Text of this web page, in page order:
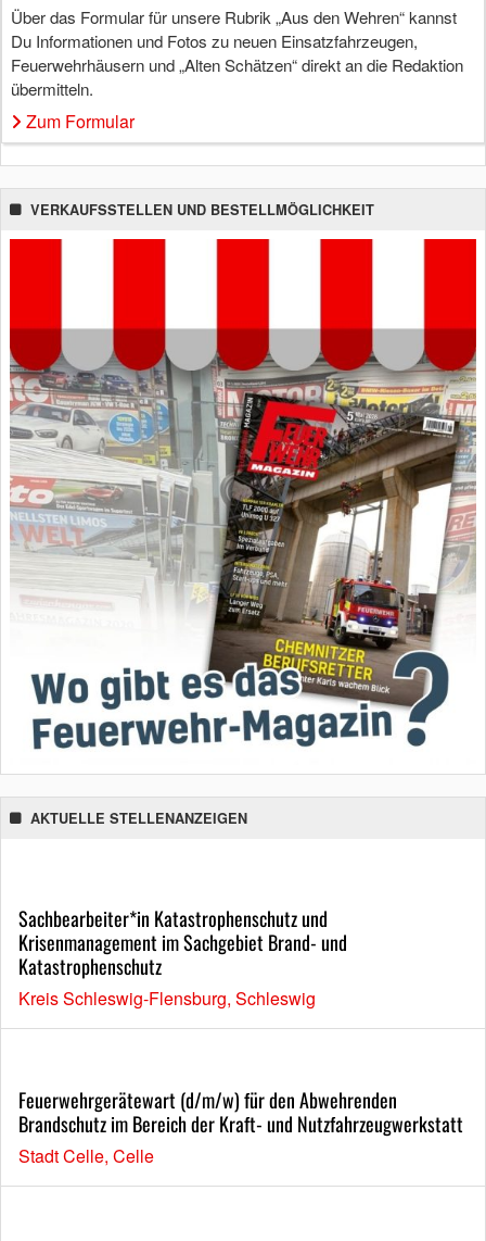
Über das Formular für unsere Rubrik „Aus den Wehren“ kannst
Du Informationen und Fotos zu neuen Einsatzfahrzeugen,
Feuerwehrhäusern und „Alten Schätzen“ direkt an die Redaktion
übermitteln.
Zum Formular
VERKAUFSSTELLEN UND BESTELLMÖGLICHKEIT
AKTUELLE STELLENANZEIGEN
Sachbearbeiter*in Katastrophenschutz und
Krisenmanagement im Sachgebiet Brand- und
Katastrophenschutz
Kreis Schleswig-Flensburg, Schleswig
Feuerwehrgerätewart (d/m/w) für den Abwehrenden
Brandschutz im Bereich der Kraft- und Nutzfahrzeugwerkstatt
Stadt Celle, Celle